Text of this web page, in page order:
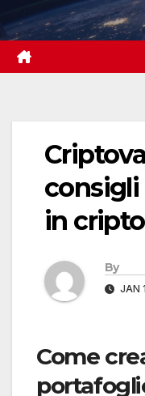
to
content
in
By
JAN
Come